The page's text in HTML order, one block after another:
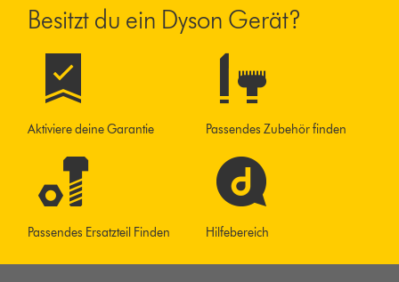
Besitzt du ein Dyson Gerät?
Aktiviere deine Garantie Passendes Zubehör finden
Passendes Ersatzteil Finden Hilfebereich